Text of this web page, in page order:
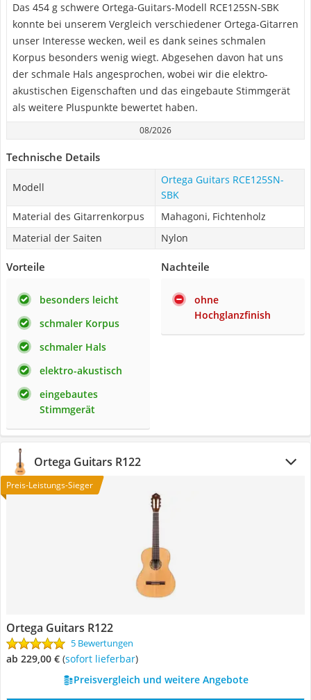
Das 454 g schwere Ortega-Guitars-Modell RCE125SN-SBK
konnte bei unserem Vergleich verschiedener Ortega-Gitarren
unser Interesse wecken, weil es dank seines schmalen
Korpus besonders wenig wiegt. Abgesehen davon hat uns
der schmale Hals angesprochen, wobei wir die elektro-
akustischen Eigenschaften und das eingebaute Stimmgerät
als weitere Pluspunkte bewertet haben.
08/2026
Technische Details
Modell
Ortega Guitars RCE125SN-
SBK
Material des Gitarrenkorpus
Mahagoni, Fichtenholz
Material der Saiten
Nylon
Vorteile
besonders leicht
schmaler Korpus
schmaler Hals
elektro-akustisch
eingebautes
Stimmgerät
Nachteile
ohne
Hochglanzfinish
Ortega Guitars R122
Preis-Leistungs-Sieger
Ortega Guitars R122
5 Bewertungen
ab 229,00 € ( Sofort lieferbar)
Preisvergleich und weitere Angebote